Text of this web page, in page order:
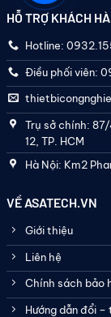
HỖ TRỢ KHÁCH
Hotline:
Điều phối viên:
Trụ sở chính: 87/
12, TP. HCM
Hà Nội: Km2
VỀ ASATECH.VN
Giới thiệu
Liên hệ
Chính sách bảo
Hướng dẫn đổi –